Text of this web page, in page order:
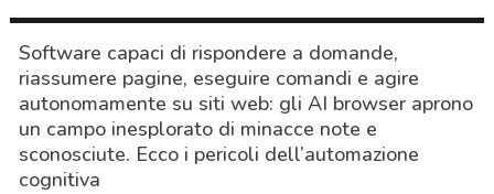
Software capaci di rispondere a domande,
riassumere pagine, eseguire comandi e agire
autonomamente su siti web: gli AI browser aprono
un campo inesplorato di minacce note e
sconosciute. Ecco i pericoli dell’automazione
cognitiva